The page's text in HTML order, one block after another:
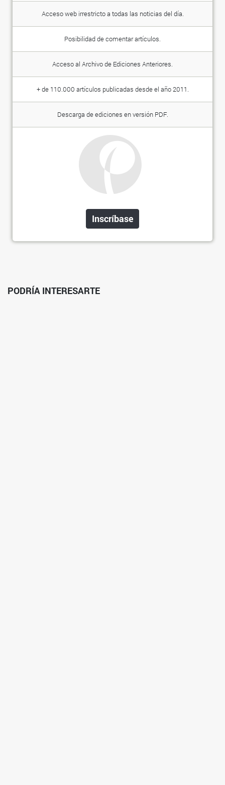
Acceso web irrestricto a todas las noticias del día.
Posibilidad de comentar artículos.
Acceso al Archivo de Ediciones Anteriores.
+ de 110.000 artículos publicadas desde el año 2011.
Descarga de ediciones en versión PDF.
Inscríbase
PODRÍA INTERESARTE